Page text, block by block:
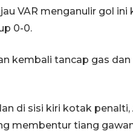
VAR menganulir gol
0-0.
kembali tancap gas
di sisi kiri kotak
membentur tiang